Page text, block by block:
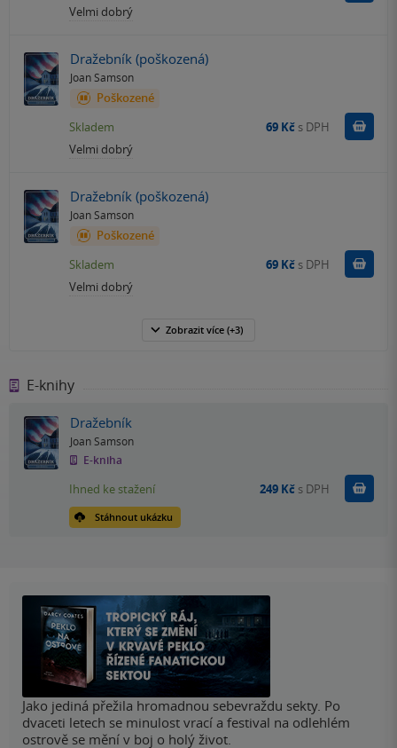
Velmi dobrý
Dražebník (poškozená)
Joan Samson
Poškozené
Velmi dobrý
Skladem 69 Kč s DPH
Dražebník (poškozená)
Joan Samson
Poškozené
Velmi dobrý
Skladem 69 Kč s DPH
Zobrazit více (+3)
E-knihy
Dražebník
Joan Samson
E-kniha
Stáhnout ukázku
Ihned ke stažení 249 Kč s DPH Koupit
Jako jediná přežila hromadnou sebevraždu sekty. Po
dvaceti letech se minulost vrací a festival na odlehlém
ostrově se mění v boj o holý život.